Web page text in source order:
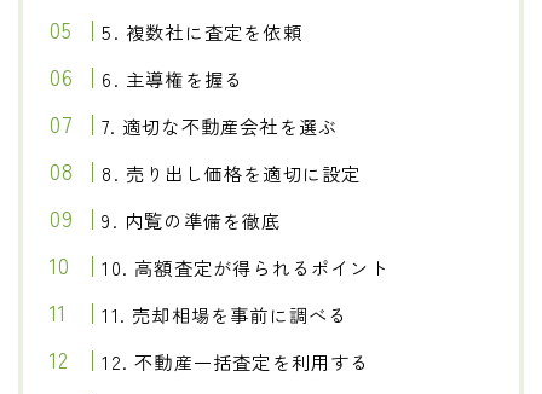
5. 複数社に査定を依頼
6. 主導権を握る
7. 適切な不動産会社を選ぶ
8. 売り出し価格を適切に設定
9. 内覧の準備を徹底
10. 高額査定が得られるポイント
11. 売却相場を事前に調べる
12. 不動産一括査定を利用する